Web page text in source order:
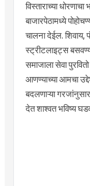
विस्ताराच्या
बाजारपेठामध्ये
चालना देईल. शिवाय,
स्ट्रीटलाइट्स
समाजाला सेवा
आणण्याच्या आमचा
बदलणाऱ्या
देत शाश्वत भविष्य